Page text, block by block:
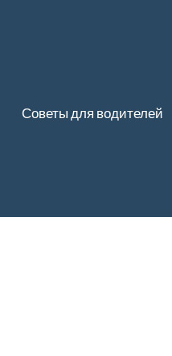
Советы для водителей